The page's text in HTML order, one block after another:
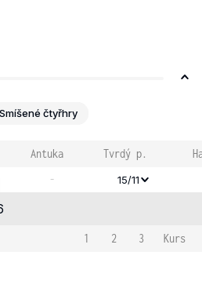
Smíšené čtyřhry
Antuka Tvrdý p.
- 15/11
1 2 3
Kurs